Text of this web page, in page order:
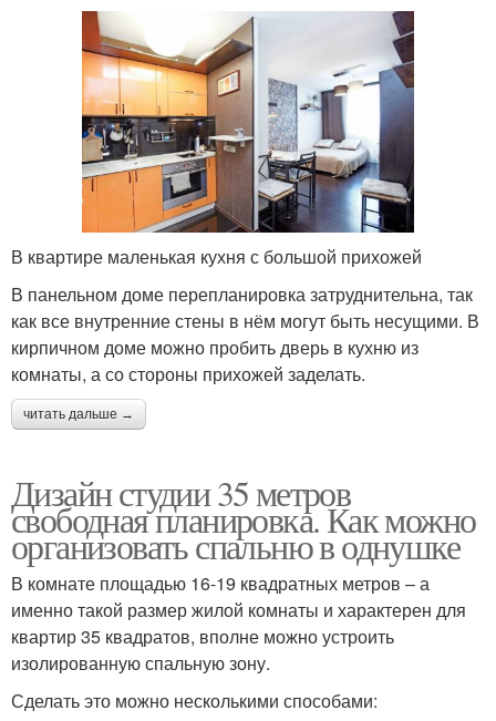
В квартире маленькая кухня с большой прихожей
В панельном доме перепланировка затруднительна, так
как все внутренние стены в нём могут быть несущими. В
кирпичном доме можно пробить дверь в кухню из
комнаты, а со стороны прихожей заделать.
читать дальше →
Дизайн студии 35 метров
свободная планировка. Как можно
организовать спальню в однушке
В комнате площадью 16-19 квадратных метров – а
именно такой размер жилой комнаты и характерен для
квартир 35 квадратов, вполне можно устроить
изолированную спальную зону.
Сделать это можно несколькими способами: